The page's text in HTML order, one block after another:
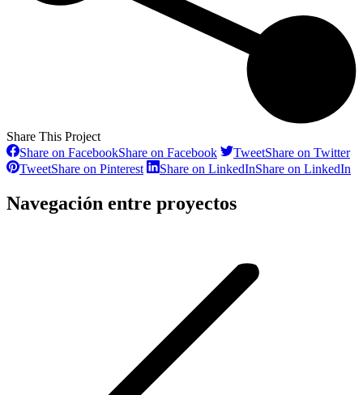
Share This Project
Share on FacebookShare on Facebook TweetShare on Twitter
TweetShare on Pinterest Share on LinkedInShare on LinkedIn
Navegación entre proyectos